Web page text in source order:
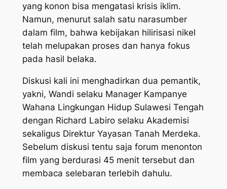
yang konon bisa mengatasi krisis iklim.
Namun, menurut salah satu narasumber
dalam film, bahwa kebijakan hilirisasi nikel
telah melupakan proses dan hanya fokus
pada hasil belaka.
Diskusi kali ini menghadirkan dua pemantik,
yakni, Wandi selaku Manager Kampanye
Wahana Lingkungan Hidup Sulawesi Tengah
dengan Richard Labiro selaku Akademisi
sekaligus Direktur Yayasan Tanah Merdeka.
Sebelum diskusi tentu saja forum menonton
film yang berdurasi 45 menit tersebut dan
membaca selebaran terlebih dahulu.